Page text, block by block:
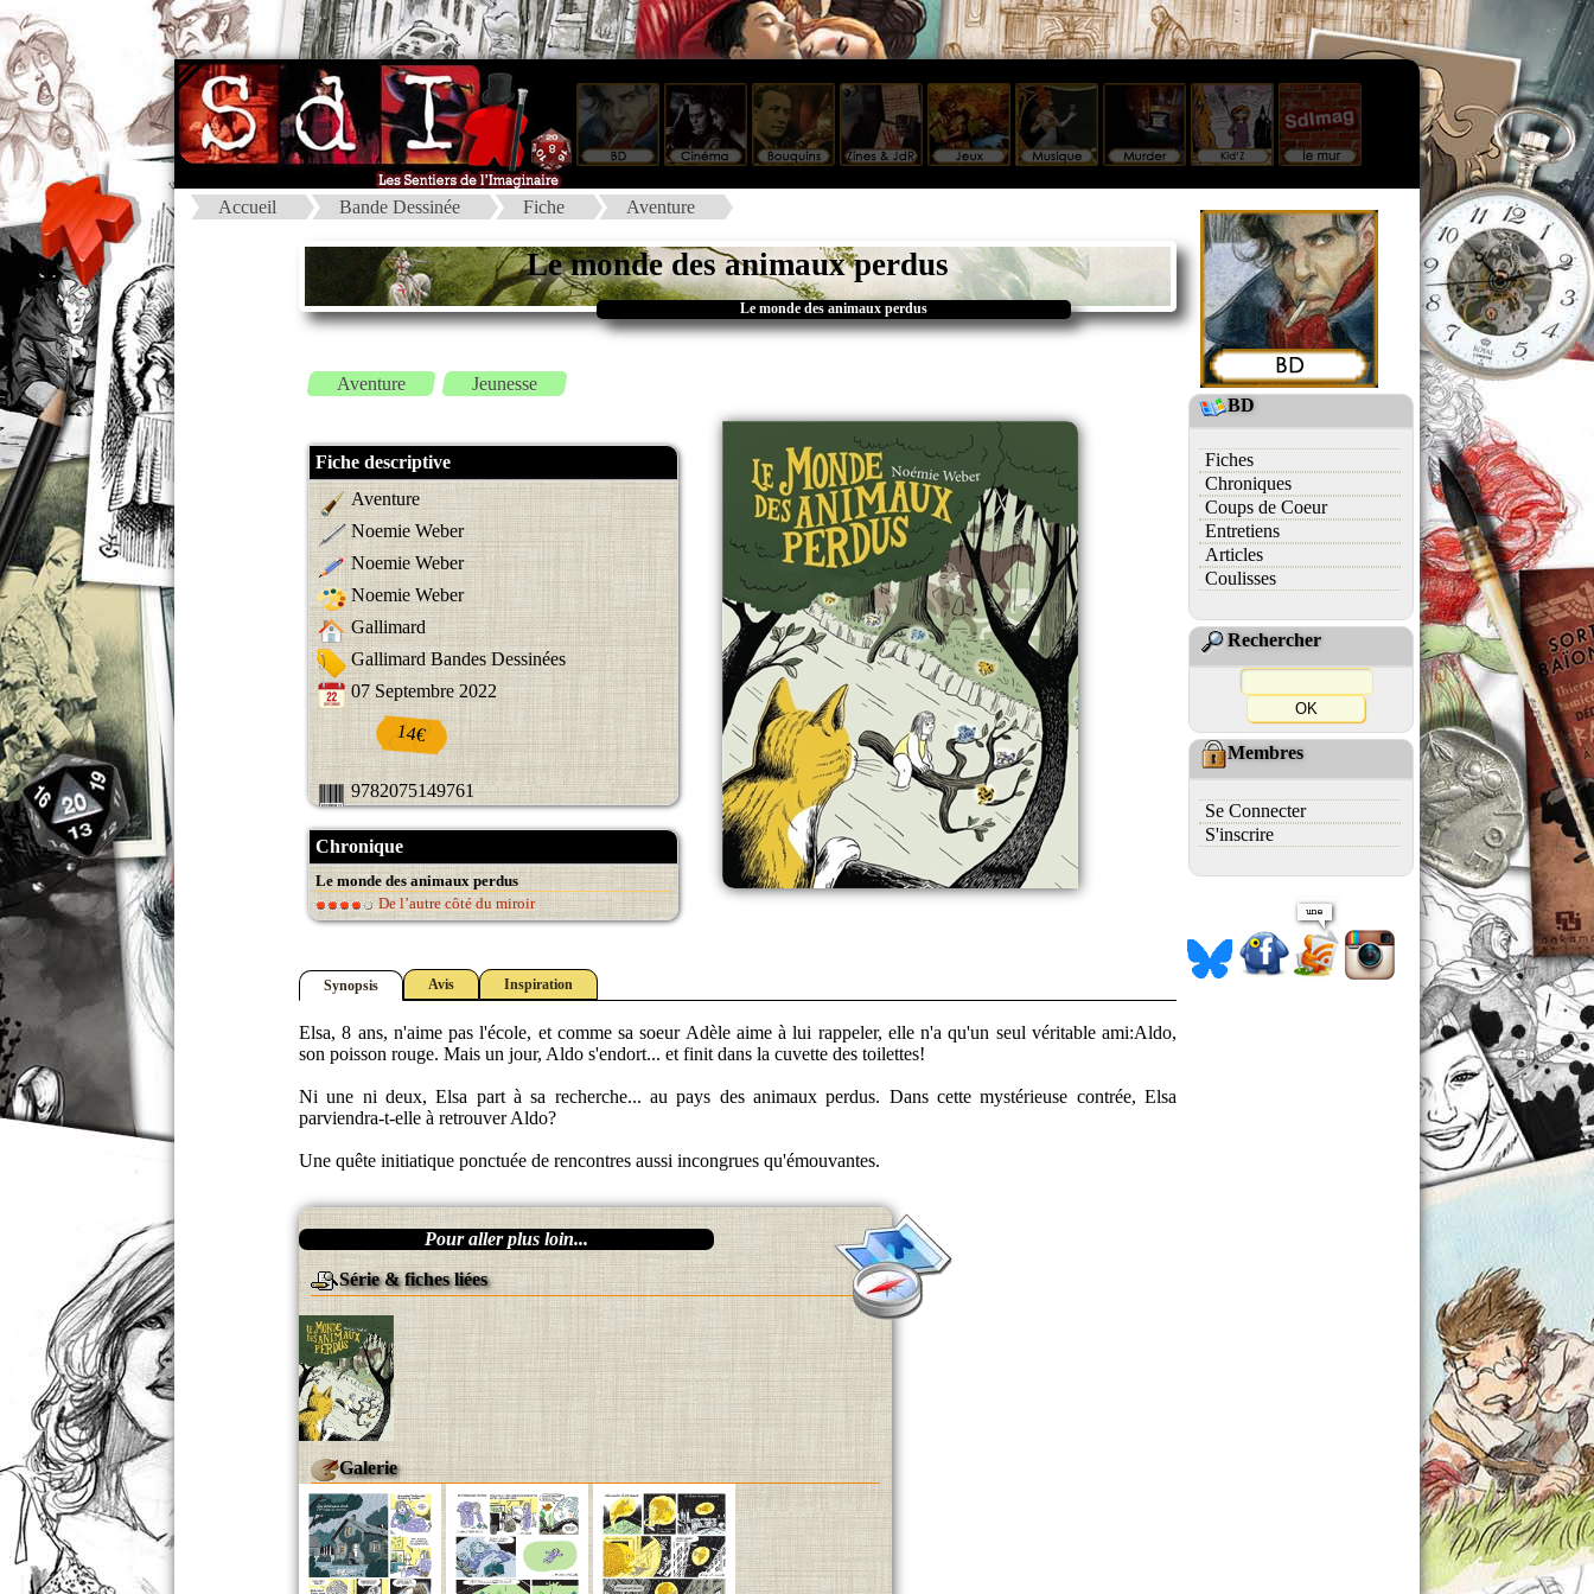
Accueil Bande Dessinée Fiche Aventure
Le monde des animaux perdus
Le monde des animaux perdus
Aventure Jeunesse
Fiche descriptive
Aventure
Noemie Weber
Noemie Weber
Noemie Weber
Gallimard
Gallimard Bandes Dessinées
07 Septembre 2022
14€
9782075149761
Chronique
Le monde des animaux perdus
De l’autre côté du miroir
Synopsis Avis Inspiration
Elsa, 8 ans, n'aime pas l'école, et comme sa soeur Adèle aime à lui rappeler, elle n'a qu'un seul véritable ami:Aldo,
son poisson rouge. Mais un jour, Aldo s'endort... et finit dans la cuvette des toilettes!
Ni une ni deux, Elsa part à sa recherche... au pays des animaux perdus. Dans cette mystérieuse contrée, Elsa
parviendra-t-elle à retrouver Aldo?
Une quête initiatique ponctuée de rencontres aussi incongrues qu'émouvantes.
Pour aller plus loin...
Série & fiches liées
Galerie
BD
Fiches
Chroniques
Coups de Coeur
Entretiens
Articles
Coulisses
Rechercher
Membres
Se Connecter
S'inscrire